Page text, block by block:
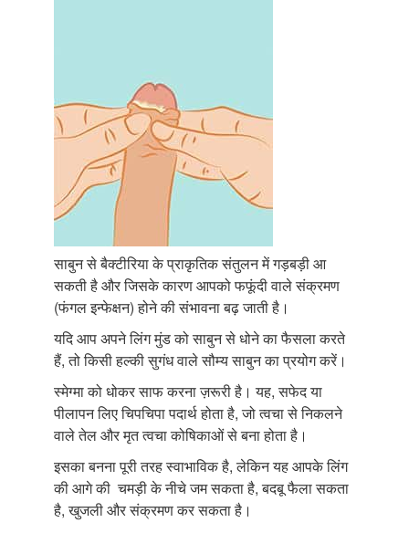
साबुन से बैक्टीरिया के प्राकृतिक संतुलन में गड़बड़ी आ
सकती है और जिसके कारण आपको फफूंदी वाले संक्रमण
(फंगल इन्फेक्षन) होने की संभावना बढ़ जाती है।
यदि आप अपने लिंग मुंड को साबुन से धोने का फैसला करते
हैं, तो किसी हल्की सुगंध वाले सौम्य साबुन का प्रयोग करें।
स्मेग्मा को धोकर साफ करना ज़रूरी है। यह, सफेद या
पीलापन लिए चिपचिपा पदार्थ होता है, जो त्वचा से निकलने
वाले तेल और मृत त्वचा कोषिकाओं से बना होता है।
इसका बनना पूरी तरह स्वाभाविक है, लेकिन यह आपके लिंग
की आगे की चमड़ी के नीचे जम सकता है, बदबू फैला सकता
है, खुजली और संक्रमण कर सकता है।